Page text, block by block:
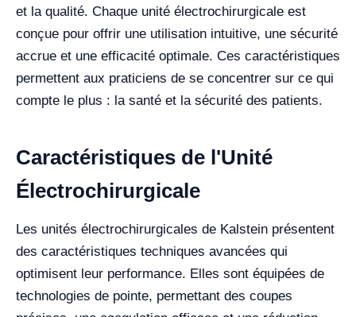
et la qualité. Chaque unité électrochirurgicale est
conçue pour offrir une utilisation intuitive, une sécurité
accrue et une efficacité optimale. Ces caractéristiques
permettent aux praticiens de se concentrer sur ce qui
compte le plus : la santé et la sécurité des patients.
Caractéristiques de l'Unité
Électrochirurgicale
Les unités électrochirurgicales de Kalstein présentent
des caractéristiques techniques avancées qui
optimisent leur performance. Elles sont équipées de
technologies de pointe, permettant des coupes